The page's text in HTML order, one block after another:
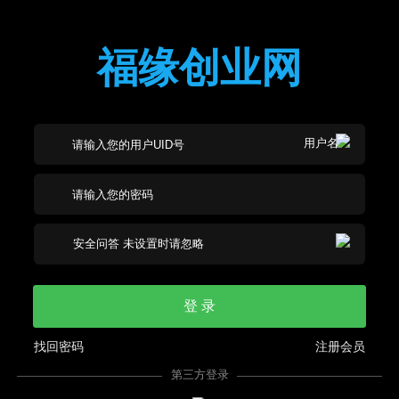
福缘创业网
登 录
注册会员
找回密码
第三方登录